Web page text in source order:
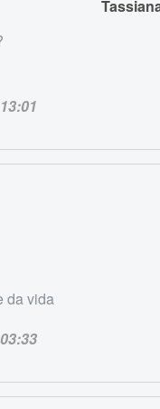
13:01
da vida
03:33